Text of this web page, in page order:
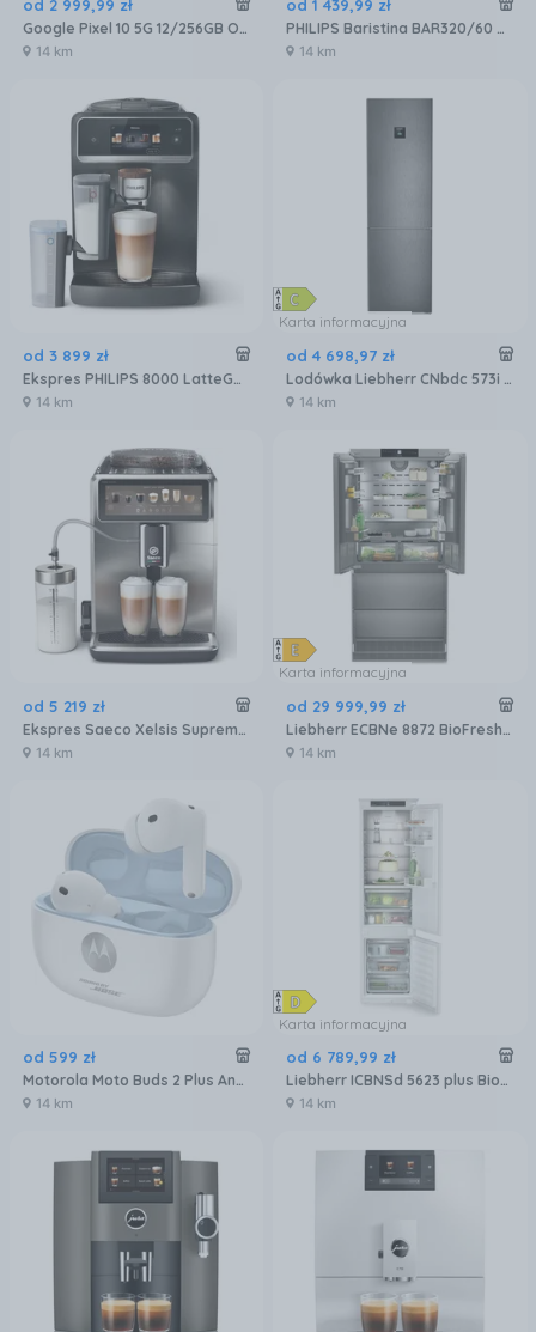
od 2 999,99 zł
Google Pixel 10 5G 12/256GB Obsydian
14 km
od 1 439,99 zł
PHILIPS Baristina BAR320/60 Podwójny pojemnik na ziarna czarny
14 km
od 3 899 zł
Ekspres PHILIPS 8000 LatteGo Pro EP8757/12
14 km
Karta informacyjna
od 4 698,97 zł
Lodówka Liebherr CNbdc 573i plus NoFrost z zamrażalnikiem dolnym 201,5 cm Czarna
14 km
od 5 219 zł
Ekspres Saeco Xelsis Suprema SM8885/00 Metalowy
14 km
Karta informacyjna
od 29 999,99 zł
Liebherr ECBNe 8872 BioFresh NoFrost
14 km
od 599 zł
Motorola Moto Buds 2 Plus Anc Biały
14 km
Karta informacyjna
od 6 789,99 zł
Liebherr ICBNSd 5623 plus BioFresh NoFrost
14 km